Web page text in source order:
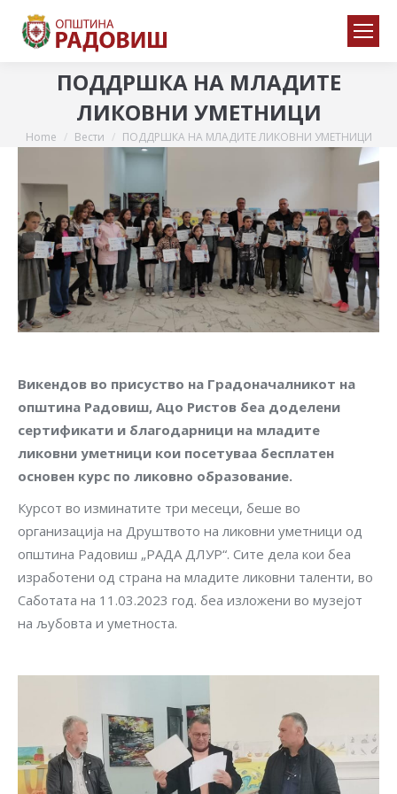
ПОДДРШКА НА МЛАДИТЕ
ЛИКОВНИ УМЕТНИЦИ
You are here:
Home Вести ПОДДРШКА НА МЛАДИТЕ ЛИКОВНИ УМЕТНИЦИ
Викендов во присуство на Градоначалникот на
општина Радовиш, Ацо Ристов беа доделени
сертификати и благодарници на младите
ликовни уметници кои посетуваа бесплатен
основен курс по ликовно образование.
Курсот во изминатите три месеци, беше во
организација на Друштвото на ликовни уметници од
општина Радовиш „РАДА ДЛУР“. Сите дела кои беа
изработени од страна на младите ликовни таленти, во
Саботата на 11.03.2023 год. беа изложени во музејот
на љубовта и уметноста.